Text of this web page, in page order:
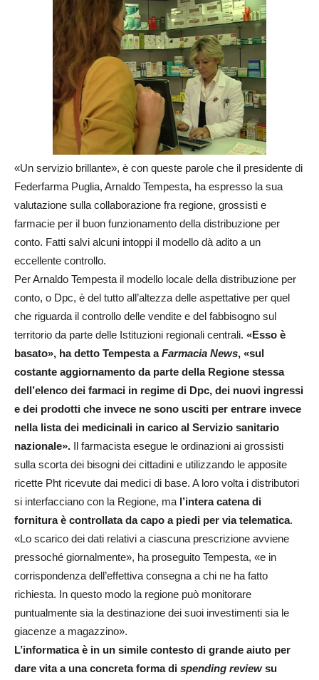
«Un servizio brillante», è con queste parole che il presidente di
Federfarma Puglia, Arnaldo Tempesta, ha espresso la sua
valutazione sulla collaborazione fra regione, grossisti e
farmacie per il buon funzionamento della distribuzione per
conto. Fatti salvi alcuni intoppi il modello dà adito a un
eccellente controllo.
Per Arnaldo Tempesta il modello locale della distribuzione per
conto, o Dpc, è del tutto all’altezza delle aspettative per quel
che riguarda il controllo delle vendite e del fabbisogno sul
territorio da parte delle Istituzioni regionali centrali. «Esso è
basato», ha detto Tempesta aFarmacia News, «sul
costante aggiornamento da parte della Regione stessa
dell’elenco dei farmaci in regime di Dpc, dei nuovi ingressi
e dei prodotti che invece ne sono usciti per entrare invece
nella lista dei medicinali in carico al Servizio sanitario
nazionale». Il farmacista esegue le ordinazioni ai grossisti
sulla scorta dei bisogni dei cittadini e utilizzando le apposite
ricette Pht ricevute dai medici di base. A loro volta i distributori
si interfacciano con la Regione, ma l’intera catena di
fornitura è controllata da capo a piedi per via telematica.
«Lo scarico dei dati relativi a ciascuna prescrizione avviene
pressoché giornalmente», ha proseguito Tempesta, «e in
corrispondenza dell’effettiva consegna a chi ne ha fatto
richiesta. In questo modo la regione può monitorare
puntualmente sia la destinazione dei suoi investimenti sia le
giacenze a magazzino».
L’informatica è in un simile contesto di grande aiuto per
dare vita a una concreta forma di spending reviewsu